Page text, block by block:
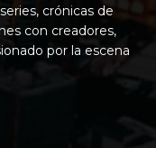
crónicas de
con creadores,
por la escena